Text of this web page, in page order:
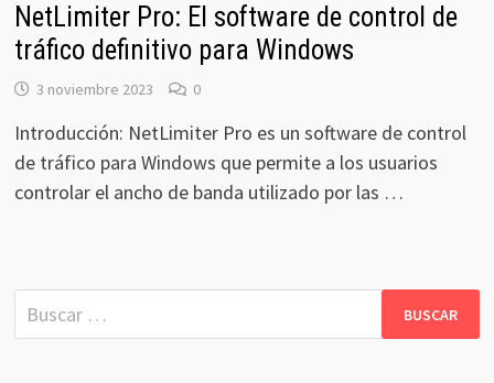
NetLimiter Pro: El software de control de
tráfico definitivo para Windows
3 noviembre 2023 0
Introducción: NetLimiter Pro es un software de control
de tráfico para Windows que permite a los usuarios
controlar el ancho de banda utilizado por las …
Buscar: